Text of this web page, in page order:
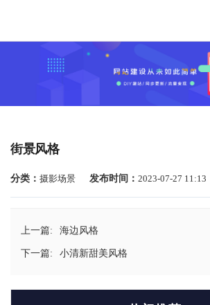
街景风格
分类： 摄影场景 发布时间： 2023-07-27 11:13
上一篇: 海边风格
下一篇: 小清新甜美风格